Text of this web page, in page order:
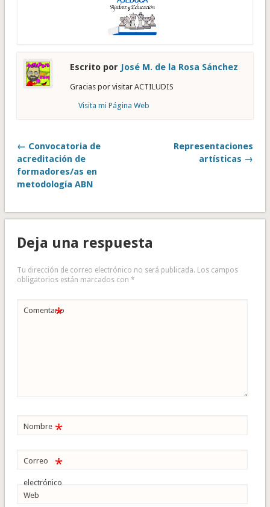
Escrito por José M. de la Rosa Sánchez
Gracias por visitar ACTILUDIS
Visita mi Página Web
← Convocatoria de
acreditación de
formadores/as en
metodología ABN
Representaciones
artísticas →
Deja una respuesta
Tu dirección de correo electrónico no será publicada. Los campos
obligatorios están marcados con *
Comentario
*
Nombre *
Correo
electrónico
*
Web